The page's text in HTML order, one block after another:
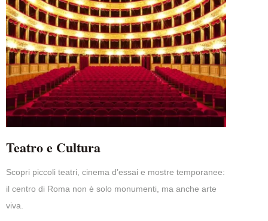
Teatro e Cultura
Scopri piccoli teatri, cinema d’essai e mostre temporanee:
il centro di Roma non è solo monumenti, ma anche arte
viva.